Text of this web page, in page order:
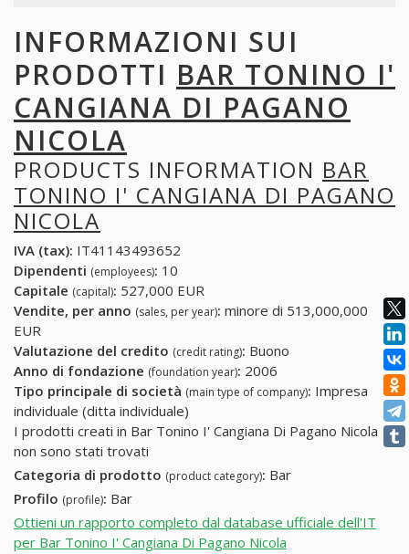
INFORMAZIONI SUI
PRODOTTI BAR TONINO I'
CANGIANA DI PAGANO
NICOLA
PRODUCTS INFORMATION BAR
TONINO I' CANGIANA DI PAGANO
NICOLA
IVA (tax): IT41143493652
Dipendenti (employees): 10
Capitale (capital): 527,000 EUR
Vendite, per anno (sales, per year): minore di 513,000,000
EUR
Valutazione del credito (credit rating): Buono
Anno di fondazione (foundation year): 2006
Tipo principale di società (main type of company): Impresa
individuale (ditta individuale)
I prodotti creati in Bar Tonino I' Cangiana Di Pagano Nicola
non sono stati trovati
Categoria di prodotto (product category): Bar
Profilo (profile): Bar
Ottieni un rapporto completo dal database ufficiale dell'IT
per Bar Tonino I' Cangiana Di Pagano Nicola